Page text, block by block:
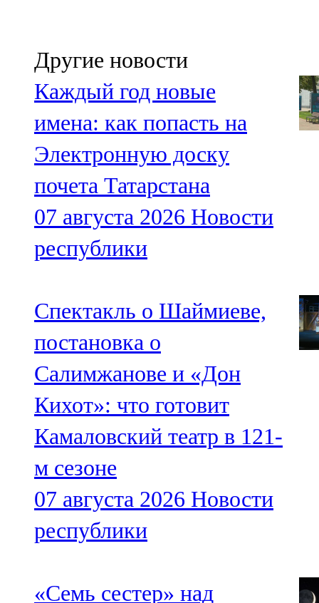
Другие новости
Каждый год новые
имена: как попасть на
Электронную доску
почета Татарстана
07 августа 2026 Новости
республики
Спектакль о Шаймиеве,
постановка о
Салимжанове и «Дон
Кихот»: что готовит
Камаловский театр в 121-
м сезоне
07 августа 2026 Новости
республики
«Семь сестер» над